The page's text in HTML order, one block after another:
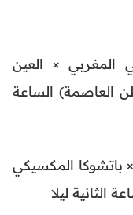
المغربي × العين
العاصمة) الساعة
باتشوكا المكسيكي
ليلا